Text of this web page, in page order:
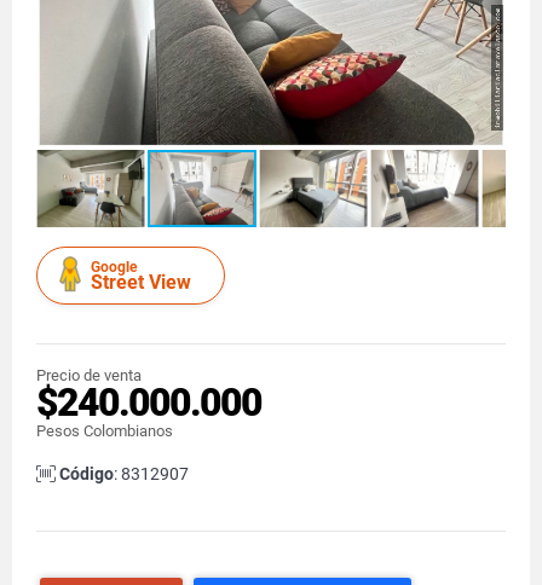
Google
Street View
Precio de venta
$240.000.000
Pesos Colombianos
Código: 8312907